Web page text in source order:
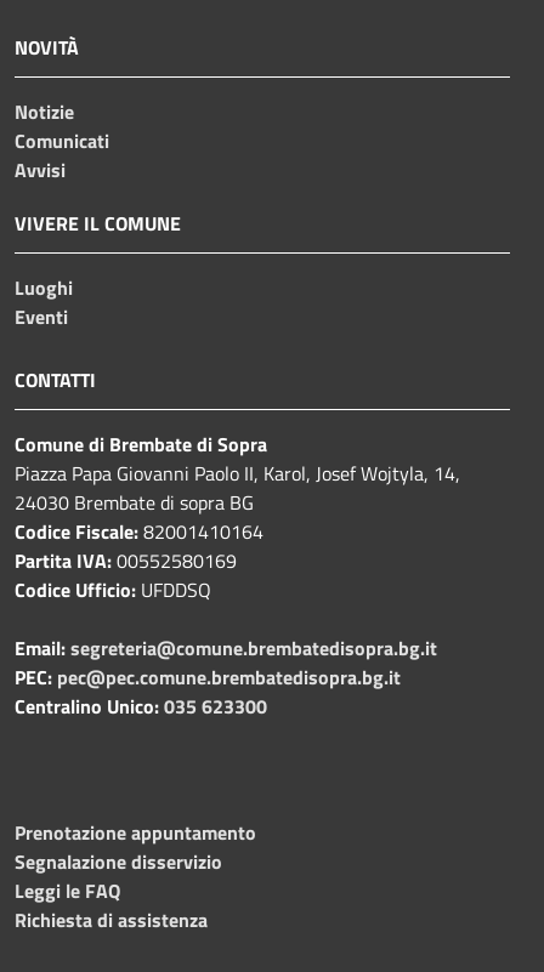
NOVITÀ
Notizie
Comunicati
Avvisi
VIVERE IL COMUNE
Luoghi
Eventi
CONTATTI
Comune di Brembate di Sopra
Piazza Papa Giovanni Paolo II, Karol, Josef Wojtyla, 14,
24030 Brembate di sopra BG
Codice Fiscale:82001410164
Partita IVA:00552580169
Codice Ufficio: UFDDSQ
Email:segreteria@comune.brembatedisopra.bg.it
PEC: pec@pec.comune.brembatedisopra.bg.it
Centralino Unico:035 623300
Prenotazione appuntamento
Segnalazione disservizio
Leggi le FAQ
Richiesta di assistenza